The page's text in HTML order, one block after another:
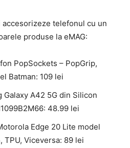
telefonul cu un
produse la eMAG:
PopSockets – PopGrip,
Batman: 109 lei
Galaxy A42 5G din Silicon
48.99 lei
Edge 20 Lite model
TPU, Viceversa: 89 lei